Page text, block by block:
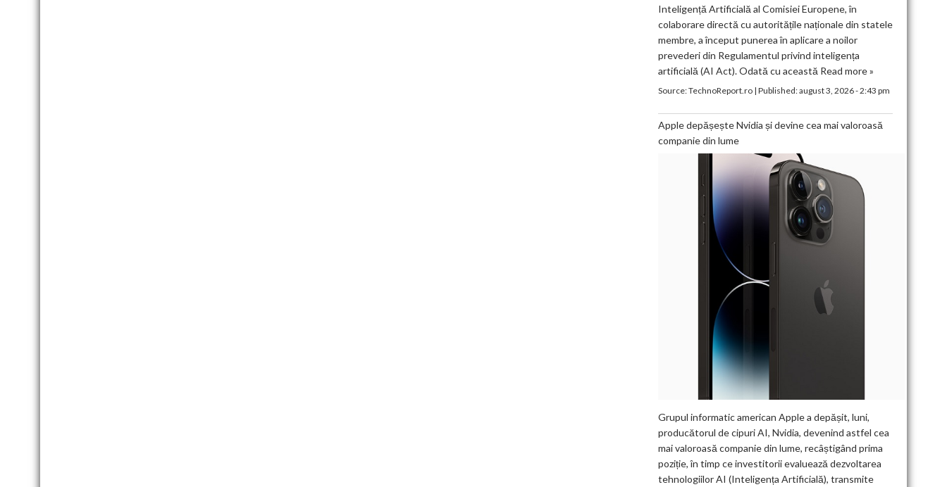
Inteligență Artificială al Comisiei Europene, în
colaborare directă cu autoritățile naționale din statele
membre, a început punerea în aplicare a noilor
prevederi din Regulamentul privind inteligența
artificială (AI Act). Odată cu această Read more »
Source:TechnoReport.ro| Published:august 3, 2026 - 2:43 pm
Apple depășește Nvidia și devine cea mai valoroasă
companie din lume
Grupul informatic american Apple a depășit, luni,
producătorul de cipuri AI, Nvidia, devenind astfel cea
mai valoroasă companie din lume, recâștigând prima
poziție, în timp ce investitorii evaluează dezvoltarea
tehnologiilor AI (Inteligența Artificială), transmite